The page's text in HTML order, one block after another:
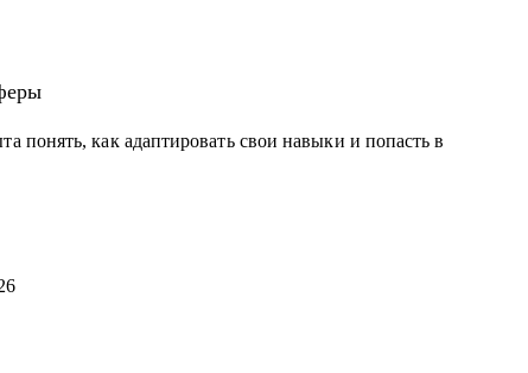
понять, как адаптировать свои навыки и попасть в